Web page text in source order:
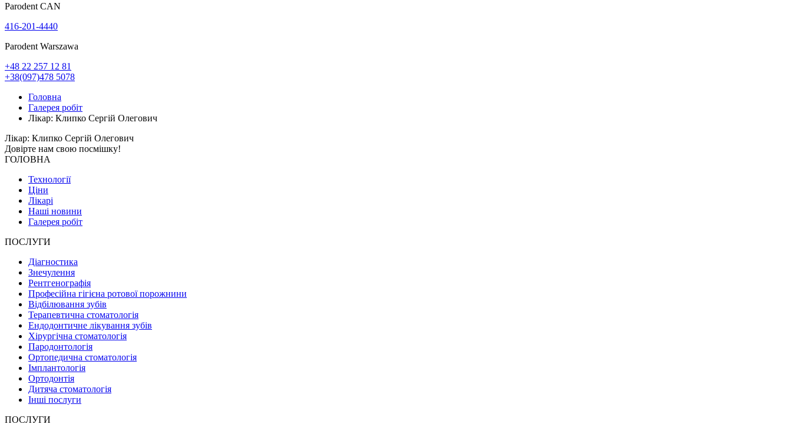
Parodent CAN
416-201-4440
Parodent Warszawa
+48 22 257 12 81
+38(097)478 5078
Головна
Галерея робіт
Лікар: Клипко Сергій Олегович
Лікар: Клипко Сергій Олегович
Довірте нам свою посмішку!
ГОЛОВНА
Технології
Ціни
Лікарі
Наші новини
Галерея робіт
ПОСЛУГИ
Діагностика
Знечулення
Рентгенографія
Професійна гігієна ротової порожнини
Відбілювання зубів
Терапевтична стоматологія
Ендодонтичне лікування зубів
Хірургічна стоматологія
Пародонтологія
Ортопедична стоматологія
Імплантологія
Ортодонтія
Дитяча стоматологія
Інші послуги
ПОСЛУГИ